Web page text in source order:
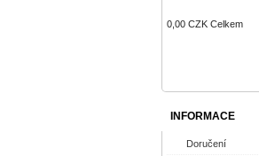
0,00 CZK Celkem
INFORMACE
Doručení